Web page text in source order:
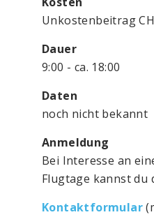
Unkostenbeitrag
Dauer
9:00 - ca. 18:00
Daten
noch nicht bekannt
Anmeldung
Bei Interesse an
Flugtage kannst du
Kontaktformular